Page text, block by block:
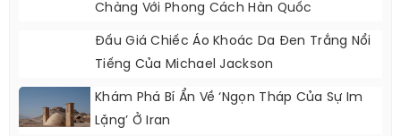
Chàng Với Phong Cách Hàn Quốc
Đấu Giá Chiếc Áo Khoác Da Đen Trắng Nổi
Tiếng Của Michael Jackson
Khám Phá Bí Ẩn Về ‘ngọn Tháp Của Sự Im
Lặng’ Ở Iran